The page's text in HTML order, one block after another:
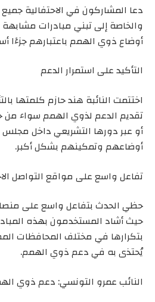
دعا المشاركون في الاحتفالية
والخاصة إلى تبني مبادرات
أوضاع ذوي الهمم باعتبارهم جزءًا
التأكيد على استمرار الدعم
اختتمت النائبة هند حازم كلمتها
تقديم الدعم لذوي الهمم سواء من
أو عبر دورها التشريعي داخل
أوضاعهم وتمكينهم بشكل أكبر.
تفاعل واسع على مواقع التواصل
حظي الحدث بتفاعل واسع على
حيث أشاد المستخدمون بهذه
بتكرارها في مختلف المحافظات
يُحتذى به في دعم ذوي الهمم.
النائب عمرو التونسي: دعم ذوي